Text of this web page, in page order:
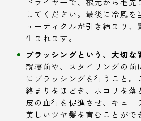
してください。最後に冷風を
ューティクルが引き締まり
生まれます。
ブラッシングという、大切な
就寝前や、スタイリングの前
にブラッシングを行うこと。
絡まりをほどき、ホコリを落
皮の血行を促進させ、キュー
美しいツヤ髪を育むことがで